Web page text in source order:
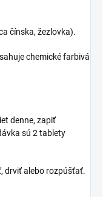
čínska, žezlovka).
chemické farbivá
denne, zapiť
sú 2 tablety
drviť alebo rozpúšťať.